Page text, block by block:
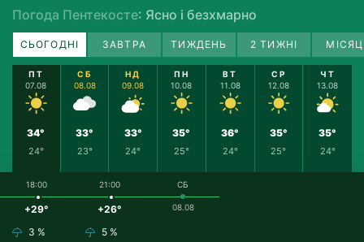
Погода Пентекосте: Ясно і безхмарно
СЬОГОДНІ ЗАВТРА ТИЖДЕНЬ 2 ТИЖНІ
ПТ
07.08
34°
24°
СБ
08.08
33°
23°
НД
09.08
33°
24°
ПН
10.08
35°
25°
ВТ
11.08
36°
24°
СР
12.08
35°
25°
ЧТ
13.08
35°
24°
18:00
+29°
3 %
21:00
+26°
5 %
СБ
08.08